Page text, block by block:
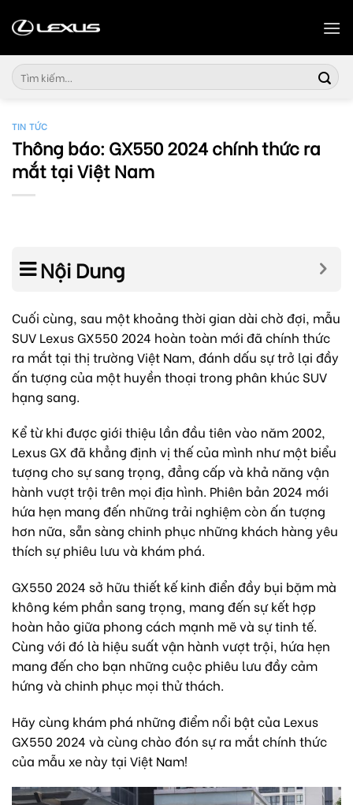
Tìm
kiếm:
TIN TỨC
Thông báo: GX550 2024 chính thức ra
mắt tại Việt Nam
Nội Dung
Cuối cùng, sau một khoảng thời gian dài chờ đợi, mẫu
SUV Lexus GX550 2024 hoàn toàn mới đã chính thức
ra mắt tại thị trường Việt Nam, đánh dấu sự trở lại đầy
ấn tượng của một huyền thoại trong phân khúc SUV
hạng sang.
Kể từ khi được giới thiệu lần đầu tiên vào năm 2002,
Lexus GX đã khẳng định vị thế của mình như một biểu
tượng cho sự sang trọng, đẳng cấp và khả năng vận
hành vượt trội trên mọi địa hình. Phiên bản 2024 mới
hứa hẹn mang đến những trải nghiệm còn ấn tượng
hơn nữa, sẵn sàng chinh phục những khách hàng yêu
thích sự phiêu lưu và khám phá.
GX550 2024 sở hữu thiết kế kinh điển đầy bụi bặm mà
không kém phần sang trọng, mang đến sự kết hợp
hoàn hảo giữa phong cách mạnh mẽ và sự tinh tế.
Cùng với đó là hiệu suất vận hành vượt trội, hứa hẹn
mang đến cho bạn những cuộc phiêu lưu đầy cảm
hứng và chinh phục mọi thử thách.
Hãy cùng khám phá những điểm nổi bật của Lexus
GX550 2024 và cùng chào đón sự ra mắt chính thức
của mẫu xe này tại Việt Nam!